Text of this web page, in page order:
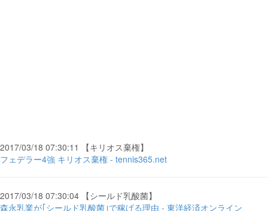
2017/03/18 07:30:11 【キリオス棄権】
フェデラー4強 キリオス棄権 - tennis365.net
2017/03/18 07:30:04 【シールド乳酸菌】
森永乳業が｢シールド乳酸菌｣で稼げる理由 - 東洋経済オンライン